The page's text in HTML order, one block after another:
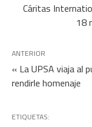
Cáritas
18
ANTERIOR
« La UPSA viaja al
rendirle homenaje
ETIQUETAS: